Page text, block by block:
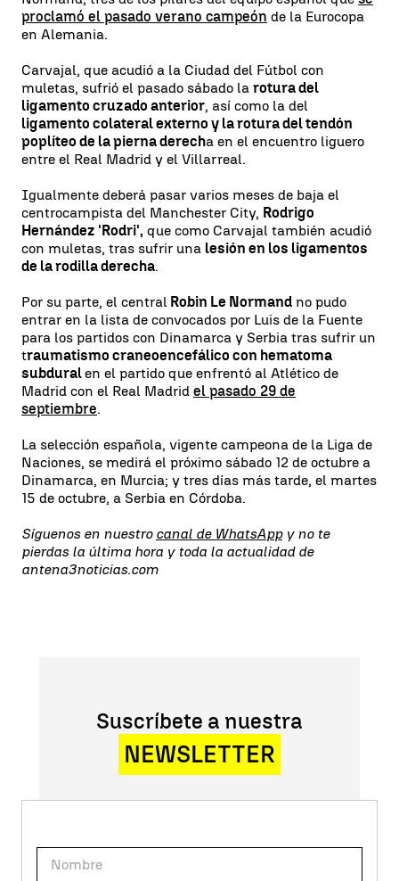
proclamó el pasado verano campeón de la Eurocopa
en Alemania.
Carvajal, que acudió a la Ciudad del Fútbol con
muletas, sufrió el pasado sábado la rotura del
ligamento cruzado anterior, así como la del
ligamento colateral externo y la rotura del tendón
poplíteo de la pierna derecha en el encuentro liguero
entre el Real Madrid y el Villarreal.
Igualmente deberá pasar varios meses de baja el
centrocampista del Manchester City, Rodrigo
Hernández 'Rodri', que como Carvajal también acudió
con muletas, tras sufrir una lesión en los ligamentos
de la rodilla derecha.
Por su parte, el central Robin Le Normand no pudo
entrar en la lista de convocados por Luis de la Fuente
para los partidos con Dinamarca y Serbia tras sufrir un
traumatismo craneoencefálico con hematoma
subduralen el partido que enfrentó al Atlético de
Madrid con el Real Madrid el pasado 29 de
septiembre.
La selección española, vigente campeona de la Liga de
Naciones, se medirá el próximo sábado 12 de octubre a
Dinamarca, en Murcia; y tres días más tarde, el martes
15 de octubre, a Serbia en Córdoba.
Síguenos en nuestro canal de WhatsAppy no te
pierdas la última hora y toda la actualidad de
antena3noticias.com
Suscríbete a nuestra
NEWSLETTER